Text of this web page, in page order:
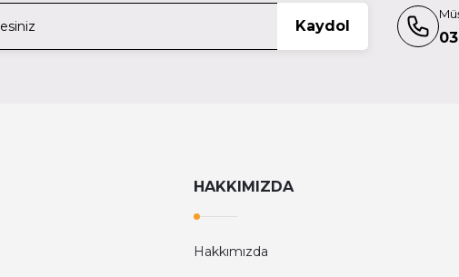
Patona
Patona 1525 Şarj Plate Np-Fm50 8.4V
X-T4
Tilta Nucleus-Nano 14500 Battery Charger
Kaydol
HAKKIMIZDA
Hakkımızda